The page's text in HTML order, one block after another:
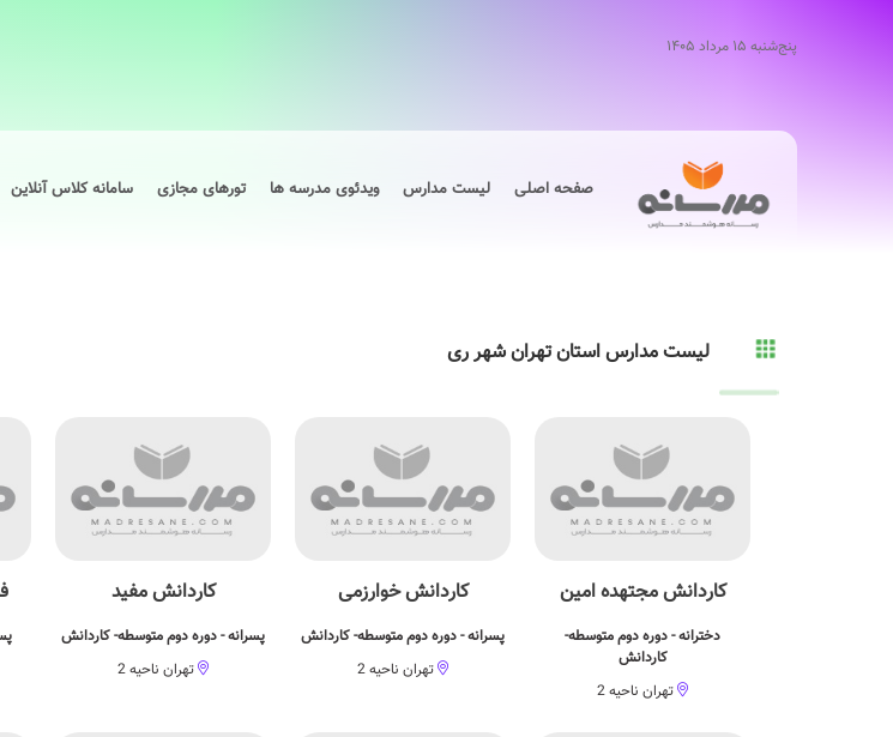
پنج‌شنبه ۱۵ مرداد ۱۴۰۵
صفحه اصلی لیست مدارس ویدئوی مدرسه ها تورهای مجازی سامانه کلاس آنلاین
لیست مدارس استان تهران شهر ری
کاردانش مجتهده امین
دخترانه - دوره دوم متوسطه-
کاردانش
تهران ناحیه 2
کاردانش خوارزمی
پسرانه - دوره دوم متوسطه- کاردانش
تهران ناحیه 2
کاردانش مفید
پسرانه - دوره دوم متوسطه- کاردانش
تهران ناحیه 2